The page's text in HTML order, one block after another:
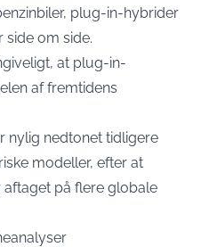
plug-in-hybrider
om side.
at plug-in-
af fremtidens
nylig nedtonet tidligere
modeller, efter at
på flere globale